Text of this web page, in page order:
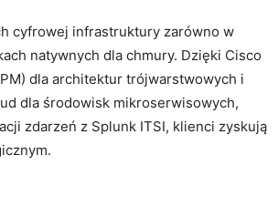
cyfrowej infrastruktury zarówno w
natywnych dla chmury. Dzięki Cisco
dla architektur trójwarstwowych i
dla środowisk mikroserwisowych,
zdarzeń z Splunk ITSI, klienci zyskują